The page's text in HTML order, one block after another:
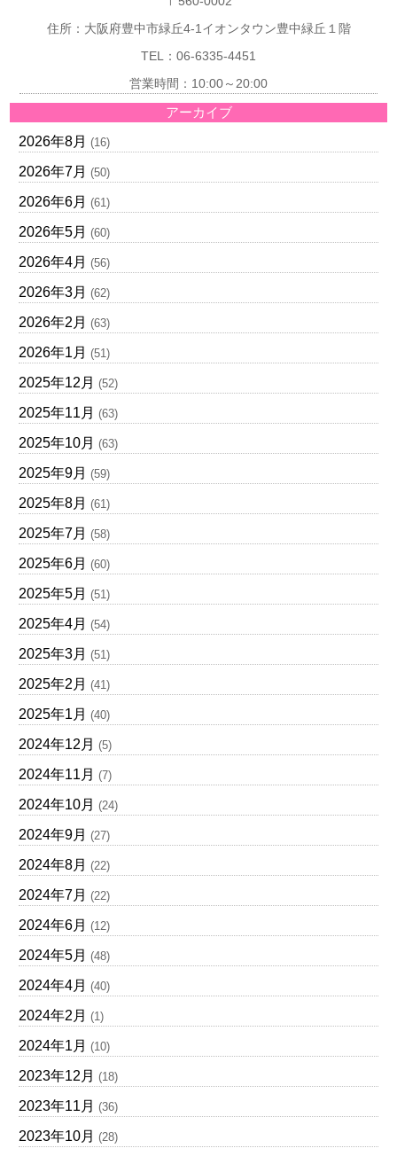
住所：大阪府豊中市緑丘4-1イオンタウン豊中緑丘１階
TEL：06-6335-4451
営業時間：10:00～20:00
アーカイブ
2026年8月 (16)
2026年7月 (50)
2026年6月 (61)
2026年5月 (60)
2026年4月 (56)
2026年3月 (62)
2026年2月 (63)
2026年1月 (51)
2025年12月 (52)
2025年11月 (63)
2025年10月 (63)
2025年9月 (59)
2025年8月 (61)
2025年7月 (58)
2025年6月 (60)
2025年5月 (51)
2025年4月 (54)
2025年3月 (51)
2025年2月 (41)
2025年1月 (40)
2024年12月 (5)
2024年11月 (7)
2024年10月 (24)
2024年9月 (27)
2024年8月 (22)
2024年7月 (22)
2024年6月 (12)
2024年5月 (48)
2024年4月 (40)
2024年2月 (1)
2024年1月 (10)
2023年12月 (18)
2023年11月 (36)
2023年10月 (28)